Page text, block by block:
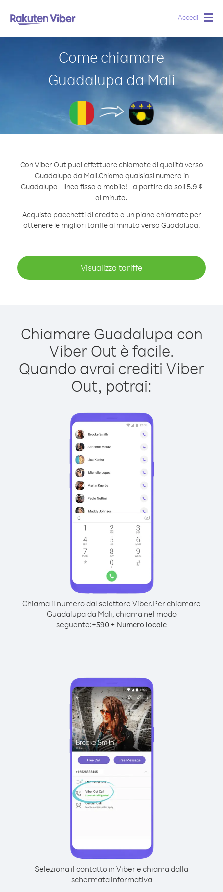
Accedi
Come chiamare
Guadalupa da Mali
Con Viber Out puoi effettuare chiamate di qualità verso
Guadalupa da Mali.Chiama qualsiasi numero in
Guadalupa - linea fissa o mobile! - a partire da soli 5.9 ¢
al minuto.
Acquista pacchetti di credito o un piano chiamate per
ottenere le migliori tariffe al minuto verso Guadalupa.
Visualizza tariffe
Chiamare Guadalupa con
Viber Out è facile.
Quando avrai crediti Viber
Out, potrai:
Chiama il numero dal selettore Viber.Per chiamare
Guadalupa da Mali, chiama nel modo
seguente:+590 + Numero locale
Seleziona il contatto in Viber e chiama dalla
schermata informativa